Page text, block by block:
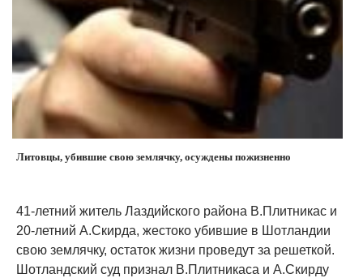
Литовцы, убившие свою землячку, осуждены пожизненно
41-летний житель Лаздийского района В.Плитникас и
20-летний А.Скирда, жестоко убившие в Шотландии
свою землячку, остаток жизни проведут за решеткой.
Шотландский суд признал В.Плитникаса и А.Скирду